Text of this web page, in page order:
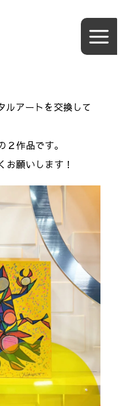
ルアートを交換して
作品です。
お願いします！